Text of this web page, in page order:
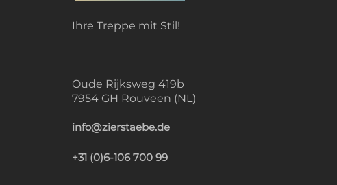
Ihre Treppe mit Stil!
Oude Rijksweg 419b
7954 GH Rouveen (NL)
info@zierstaebe.de
+31 (0)6-106 700 99